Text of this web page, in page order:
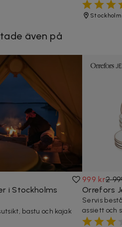
Stockholm
även på
i Stockholms
bastu och kajak
999 kr2
Orrefors
Servis
assiett och